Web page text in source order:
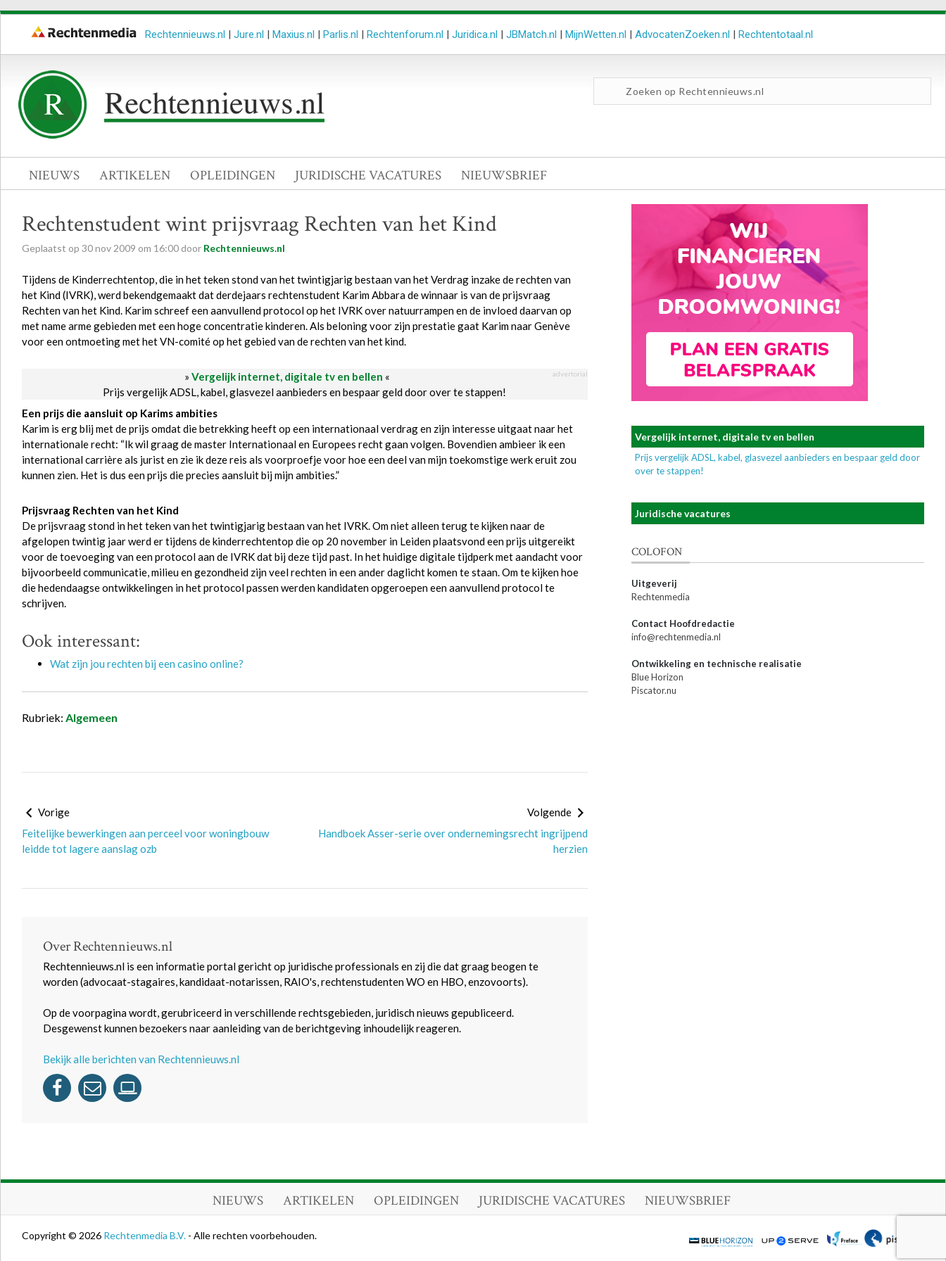
Rechtennieuws.nl | Jure.nl | Maxius.nl | Parlis.nl | Rechtenforum.nl | Juridica.nl | JBMatch.nl | MijnWetten.nl | AdvocatenZoeken.nl | Rechtentotaal.nl
NIEUWS ARTIKELEN OPLEIDINGEN JURIDISCHE VACATURES NIEUWSBRIEF
Rechtenstudent wint prijsvraag Rechten van het Kind
Geplaatst op 30nov 2009 om 16:00 door Rechtennieuws.nl
Tijdens de Kinderrechtentop, die in het teken stond van het twintigjarig bestaan van het Verdrag inzake de rechten van
het Kind (IVRK), werd bekendgemaakt dat derdejaars rechtenstudent Karim Abbara de winnaar is van de prijsvraag
Rechten van het Kind. Karim schreef een aanvullend protocol op het IVRK over natuurrampen en de invloed daarvan op
met name arme gebieden met een hoge concentratie kinderen. Als beloning voor zijn prestatie gaat Karim naar Genève
voor een ontmoeting met het VN-comité op het gebied van de rechten van het kind.
» Vergelijk internet, digitale tv en bellen « advertorial
Prijs vergelijk ADSL, kabel, glasvezel aanbieders en bespaar geld door over te stappen!
Een prijs die aansluit op Karims ambities
Karim is erg blij met de prijs omdat die betrekking heeft op een internationaal verdrag en zijn interesse uitgaat naar het
internationale recht: “Ik wil graag de master Internationaal en Europees recht gaan volgen. Bovendien ambieer ik een
international carrière als jurist en zie ik deze reis als voorproefje voor hoe een deel van mijn toekomstige werk eruit zou
kunnen zien. Het is dus een prijs die precies aansluit bij mijn ambities.”
Prijsvraag Rechten van het Kind
De prijsvraag stond in het teken van het twintigjarig bestaan van het IVRK. Om niet alleen terug te kijken naar de
afgelopen twintig jaar werd er tijdens de kinderrechtentop die op 20 november in Leiden plaatsvond een prijs uitgereikt
voor de toevoeging van een protocol aan de IVRK dat bij deze tijd past. In het huidige digitale tijdperk met aandacht voor
bijvoorbeeld communicatie, milieu en gezondheid zijn veel rechten in een ander daglicht komen te staan. Om te kijken hoe
die hedendaagse ontwikkelingen in het protocol passen werden kandidaten opgeroepen een aanvullend protocol te
schrijven.
Ook interessant:
Wat zijn jou rechten bij een casino online?
Rubriek: Algemeen
Vorige
Feitelijke bewerkingen aan perceel voor woningbouw
leidde tot lagere aanslag ozb
Volgende
Handboek Asser-serie over ondernemingsrecht ingrijpend
herzien
Over Rechtennieuws.nl
Rechtennieuws.nl is een informatie portal gericht op juridische professionals en zij die dat graag beogen te
worden (advocaat-stagaires, kandidaat-notarissen, RAIO's, rechtenstudenten WO en HBO, enzovoorts).
Op de voorpagina wordt, gerubriceerd in verschillende rechtsgebieden, juridisch nieuws gepubliceerd.
Desgewenst kunnen bezoekers naar aanleiding van de berichtgeving inhoudelijk reageren.
Bekijk alle berichten van Rechtennieuws.nl
Vergelijk internet, digitale tv en bellen
Prijs vergelijk ADSL, kabel, glasvezel aanbieders en bespaar geld door
over te stappen!
Juridische vacatures
COLOFON
Uitgeverij
Rechtenmedia
Contact Hoofdredactie
info@rechtenmedia.nl
Ontwikkeling en technische realisatie
Blue Horizon
Piscator.nu
NIEUWS ARTIKELEN OPLEIDINGEN JURIDISCHE VACATURES NIEUWSBRIEF
Copyright © 2026 Rechtenmedia B.V. - Alle rechten voorbehouden.